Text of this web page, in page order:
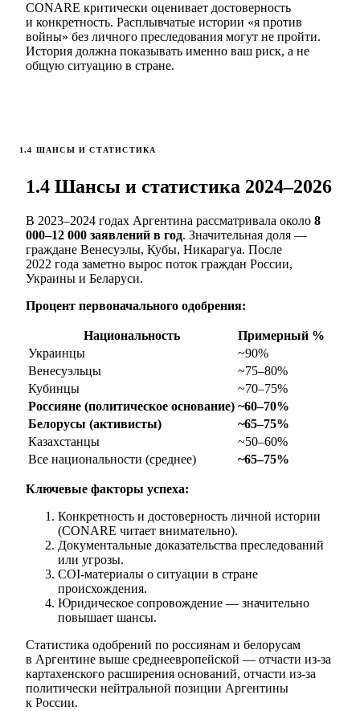
CONARE критически оценивает достоверность
и конкретность. Расплывчатые истории «я против
войны» без личного преследования могут не пройти.
История должна показывать именно ваш риск, а не
общую ситуацию в стране.
1.4 ШАНСЫ И СТАТИСТИКА
1.4 Шансы и статистика 2024–2026
В 2023–2024 годах Аргентина рассматривала около 8
000–12 000 заявлений в год. Значительная доля —
граждане Венесуэлы, Кубы, Никарагуа. После
2022 года заметно вырос поток граждан России,
Украины и Беларуси.
Процент первоначального одобрения:
Национальность
Примерный %
Украинцы
~90%
Венесуэльцы
~75–80%
Кубинцы
~70–75%
Россияне (политическое основание) ~60–70%
Белорусы (активисты)
~65–75%
Казахстанцы
~50–60%
Все национальности (среднее)
~65–75%
Ключевые факторы успеха:
Конкретность и достоверность личной истории
(CONARE читает внимательно).
Документальные доказательства преследований
или угрозы.
COI-материалы о ситуации в стране
происхождения.
Юридическое сопровождение — значительно
повышает шансы.
Статистика одобрений по россиянам и белорусам
в Аргентине выше среднеевропейской — отчасти из-за
картахенского расширения оснований, отчасти из-за
политически нейтральной позиции Аргентины
к России.